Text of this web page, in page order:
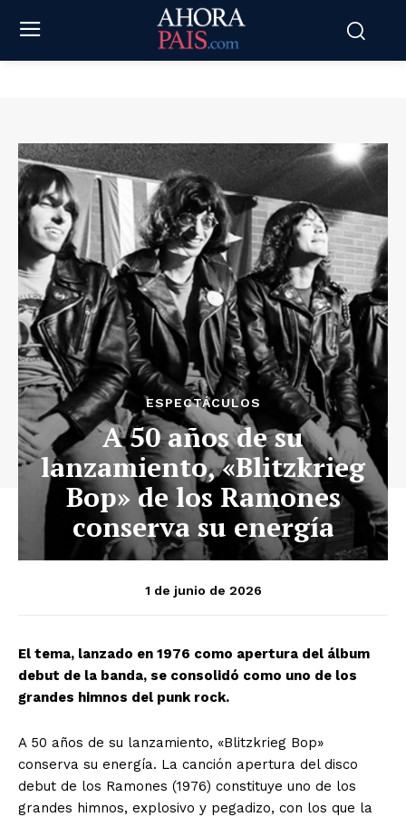
ESPECTÁCULOS
A 50 años de su
lanzamiento, «Blitzkrieg
Bop» de los Ramones
conserva su energía
1 de junio de 2026
El tema, lanzado en 1976 como apertura del álbum
debut de la banda, se consolidó como uno de los
grandes himnos del punk rock.
A 50 años de su lanzamiento, «Blitzkrieg Bop»
conserva su energía. La canción apertura del disco
debut de los Ramones (1976) constituye uno de los
grandes himnos, explosivo y pegadizo, con los que la